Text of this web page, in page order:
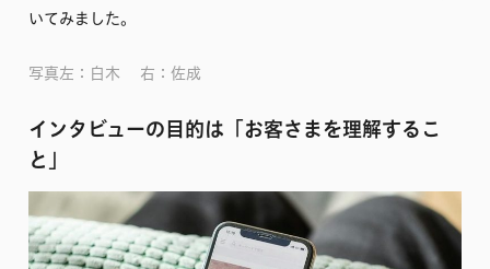
いてみました。
写真左：白木 右：佐成
インタビューの目的は「お客さまを理解するこ
と」